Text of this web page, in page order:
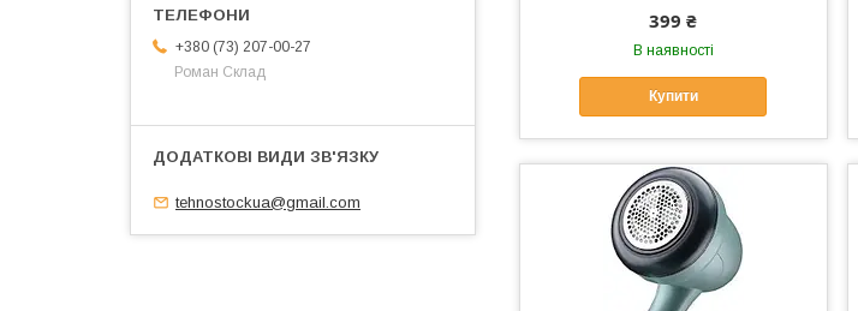
399 ₴
В наявності
Купити
+380 (73) 207-00-27
Роман Склад
tehnostockua@gmail.com